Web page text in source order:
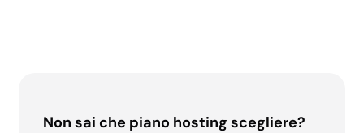
Non sai che piano hosting scegliere?